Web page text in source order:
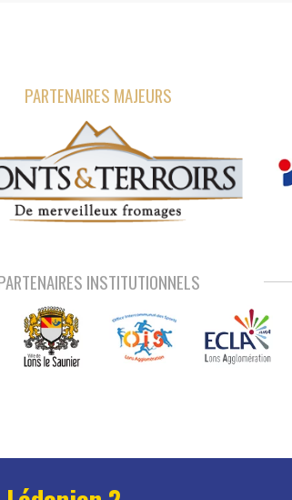
PARTENAIRES MAJEURS
INSTITUTIONNELS